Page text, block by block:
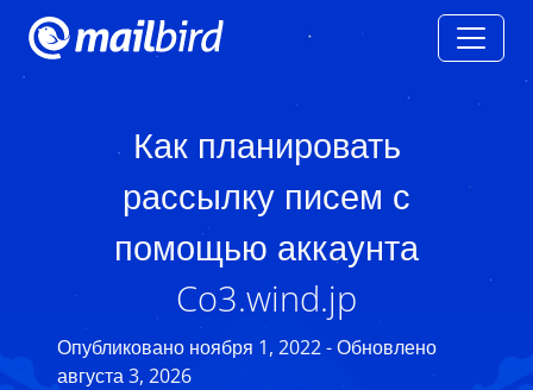
Как планировать
рассылку писем с
помощью аккаунта
Co3.wind.jp
Опубликовано ноября 1, 2022 - Обновлено
августа 3, 2026